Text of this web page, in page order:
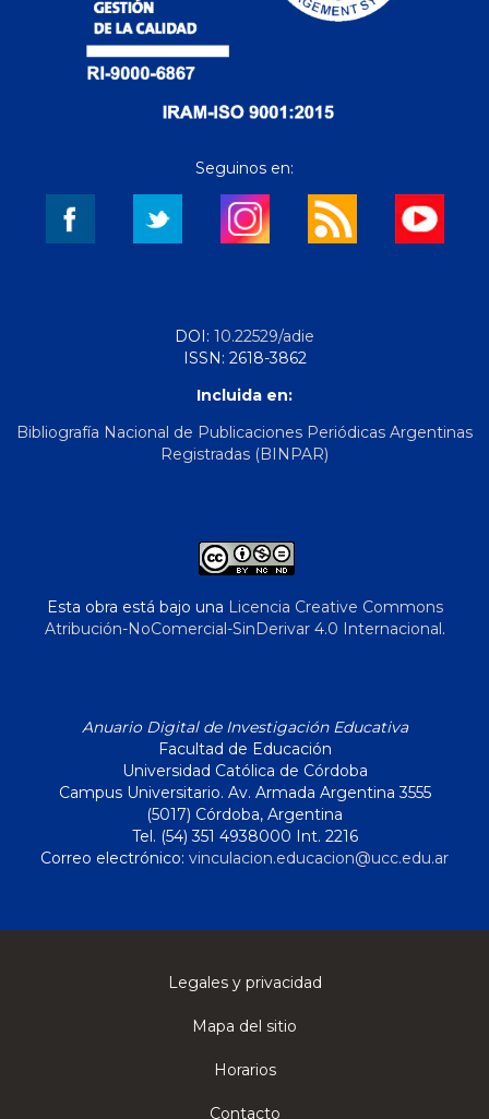
Seguinos en:
DOI: 10.22529/adie
ISSN: 2618-3862
Incluida en:
Bibliografía Nacional de Publicaciones Periódicas Argentinas
Registradas (BINPAR)
Esta obra está bajo una Licencia Creative Commons
Atribución-NoComercial-SinDerivar 4.0 Internacional.
Anuario Digital de Investigación Educativa
Facultad de Educación
Universidad Católica de Córdoba
Campus Universitario. Av. Armada Argentina 3555
(5017) Córdoba, Argentina
Tel. (54) 351 4938000 Int. 2216
Correo electrónico: vinculacion.educacion@ucc.edu.ar
Legales y privacidad
Mapa del sitio
Horarios
Contacto